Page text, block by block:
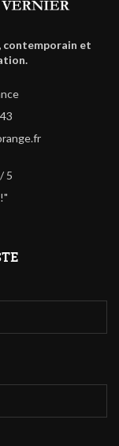
contemporain et
5